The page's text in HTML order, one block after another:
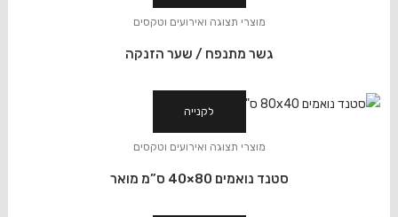
מוצרי תצוגה ואירועים וטקסים
גשר מתנפח / שער הזנקה
לקנייה
מוצרי תצוגה ואירועים וטקסים
סטנד נואמים 80×40 ס”מ מואר